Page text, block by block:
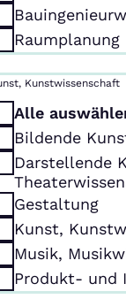
Raumplanung
Kunstwissenschaft
Alle
Bildende
Darstellende
Gestaltung
Kunst,
Musik,
Produkt- und